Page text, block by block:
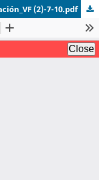
(2)-7-10.pdf